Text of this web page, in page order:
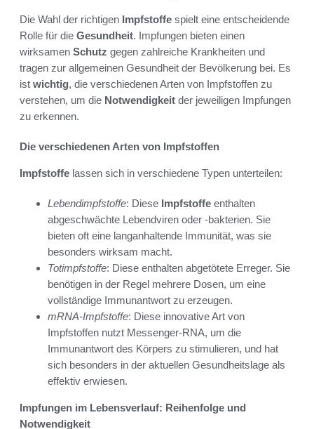
Die Wahl der richtigen Impfstoffe spielt eine entscheidende
Rolle für die Gesundheit. Impfungen bieten einen
wirksamen Schutz gegen zahlreiche Krankheiten und
tragen zur allgemeinen Gesundheit der Bevölkerung bei. Es
ist wichtig, die verschiedenen Arten von Impfstoffen zu
verstehen, um die Notwendigkeit der jeweiligen Impfungen
zu erkennen.
Die verschiedenen Arten von Impfstoffen
Impfstoffe lassen sich in verschiedene Typen unterteilen:
Lebendimpfstoffe: Diese Impfstoffe enthalten
abgeschwächte Lebendviren oder -bakterien. Sie
bieten oft eine langanhaltende Immunität, was sie
besonders wirksam macht.
Totimpfstoffe: Diese enthalten abgetötete Erreger. Sie
benötigen in der Regel mehrere Dosen, um eine
vollständige Immunantwort zu erzeugen.
mRNA-Impfstoffe: Diese innovative Art von
Impfstoffen nutzt Messenger-RNA, um die
Immunantwort des Körpers zu stimulieren, und hat
sich besonders in der aktuellen Gesundheitslage als
effektiv erwiesen.
Impfungen im Lebensverlauf: Reihenfolge und
Notwendigkeit